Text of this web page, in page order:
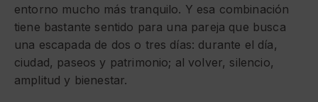
entorno mucho más tranquilo. Y esa combinación
tiene bastante sentido para una pareja que busca
una escapada de dos o tres días: durante el día,
ciudad, paseos y patrimonio; al volver, silencio,
amplitud y bienestar.